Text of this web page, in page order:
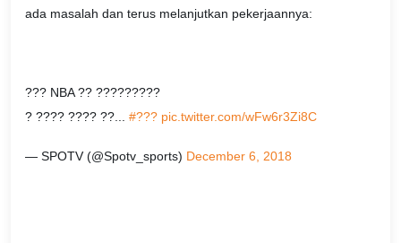
ada masalah dan terus melanjutkan pekerjaannya:
??? NBA ?? ?????????
? ???? ???? ??... #??? pic.twitter.com/wFw6r3Zi8C
— SPOTV (@Spotv_sports) December 6, 2018